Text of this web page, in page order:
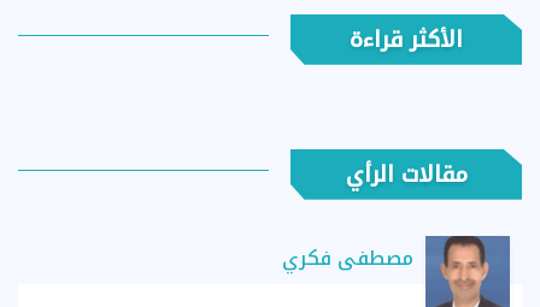
الأكثر قراءة
مقالات الرأي
مصطفى فكري